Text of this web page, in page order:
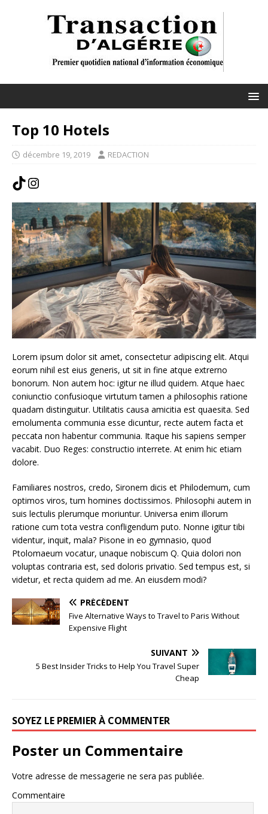
Top 10 Hotels
décembre 19, 2019 REDACTION
Lorem ipsum dolor sit amet, consectetur adipiscing elit. Atqui
eorum nihil est eius generis, ut sit in fine atque extrerno
bonorum. Non autem hoc: igitur ne illud quidem. Atque haec
coniunctio confusioque virtutum tamen a philosophis ratione
quadam distinguitur. Utilitatis causa amicitia est quaesita. Sed
emolumenta communia esse dicuntur, recte autem facta et
peccata non habentur communia. Itaque his sapiens semper
vacabit. Duo Reges: constructio interrete. At enim hic etiam
dolore.
Familiares nostros, credo, Sironem dicis et Philodemum, cum
optimos viros, tum homines doctissimos. Philosophi autem in
suis lectulis plerumque moriuntur. Universa enim illorum
ratione cum tota vestra confligendum puto. Nonne igitur tibi
videntur, inquit, mala? Pisone in eo gymnasio, quod
Ptolomaeum vocatur, unaque nobiscum Q. Quia dolori non
voluptas contraria est, sed doloris privatio. Sed tempus est, si
videtur, et recta quidem ad me. An eiusdem modi?
PRÉCÉDENT
Five Alternative Ways to Travel to Paris Without
Expensive Flight
SUIVANT
5 Best Insider Tricks to Help You Travel Super
Cheap
SOYEZ LE PREMIER À COMMENTER
Poster un Commentaire
Votre adresse de messagerie ne sera pas publiée.
Commentaire